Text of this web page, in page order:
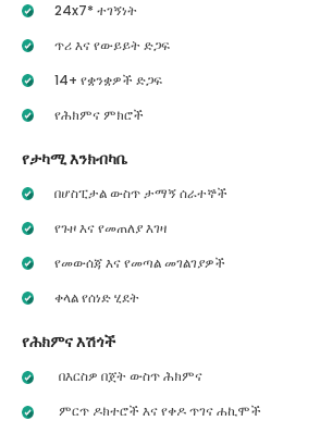
24x7* ተገኝነት
ጥሪ እና የውይይት ድጋፍ
14+ የቋንቋዎች ድጋፍ
የሕክምና ምክሮች
የታካሚ እንክብካቤ
በሆስፒታል ውስጥ ታማኝ ሰራተኞች
የጉዞ እና የመጠለያ እገዛ
የመውሰጃ እና የመጣል መገልገያዎች
ቀላል የሰነድ ሂደት
የሕክምና እሽጎች
በእርስዎ በጀት ውስጥ ሕክምና
ምርጥ ዶክተሮች እና የቀዶ ጥገና ሐኪሞች